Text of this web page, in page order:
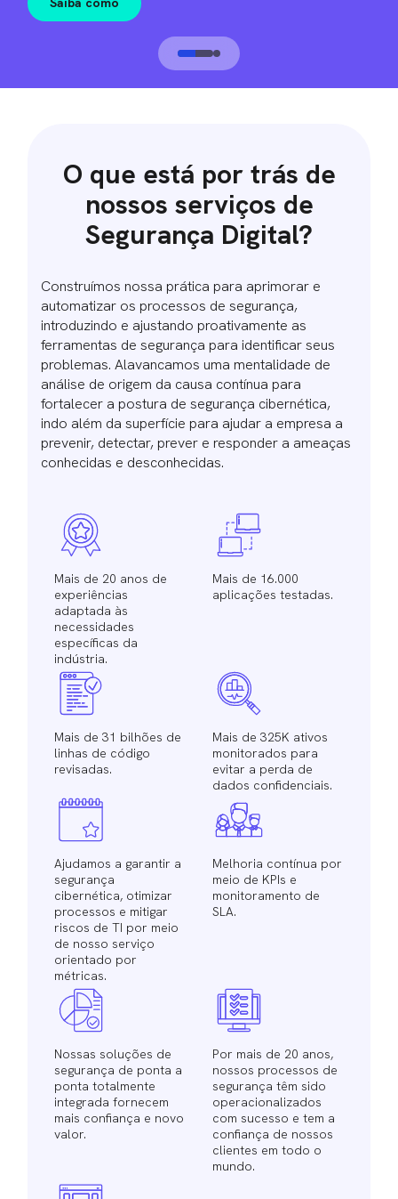
O que está por trás de
nossos serviços de
Segurança Digital?
Construímos nossa prática para aprimorar e
automatizar os processos de segurança,
introduzindo e ajustando proativamente as
ferramentas de segurança para identificar seus
problemas. Alavancamos uma mentalidade de
análise de origem da causa contínua para
fortalecer a postura de segurança cibernética,
indo além da superfície para ajudar a empresa a
prevenir, detectar, prever e responder a ameaças
conhecidas e desconhecidas.
Mais de 20 anos de
experiências
adaptada às
necessidades
específicas da
indústria.
Mais de 16.000
aplicações testadas.
Mais de 31 bilhões de
linhas de código
revisadas.
Mais de 325K ativos
monitorados para
evitar a perda de
dados confidenciais.
Ajudamos a garantir a
segurança
cibernética, otimizar
processos e mitigar
riscos de TI por meio
de nosso serviço
orientado por
métricas.
Melhoria contínua por
meio de KPIs e
monitoramento de
SLA.
Nossas soluções de
segurança de ponta a
ponta totalmente
integrada fornecem
mais confiança e novo
valor.
Por mais de 20 anos,
nossos processos de
segurança têm sido
operacionalizados
com sucesso e tem a
confiança de nossos
clientes em todo o
mundo.